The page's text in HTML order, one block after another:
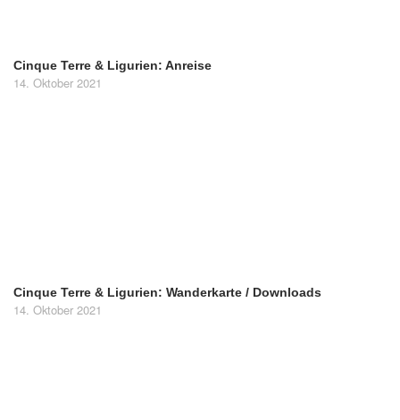
Cinque Terre & Ligurien: Anreise
14. Oktober 2021
Cinque Terre & Ligurien: Wanderkarte / Downloads
14. Oktober 2021